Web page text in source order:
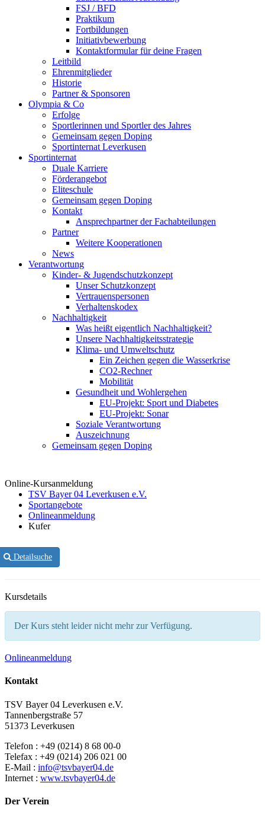
FSJ / BFD
Praktikum
Fortbildungen
Initiativbewerbung
Kontaktformular für deine Fragen
Leitbild
Ehrenmitglieder
Historie
Partner & Sponsoren
Olympia & Co
Erfolge
Sportlerinnen und Sportler des Jahres
Gemeinsam gegen Doping
Sportinternat Leverkusen
Sportinternat
Duale Karriere
Förderangebot
Eliteschule
Gemeinsam gegen Doping
Kontakt
Ansprechpartner der Fachabteilungen
Partner
Weitere Kooperationen
News
Verantwortung
Kinder- & Jugendschutzkonzept
Unser Schutzkonzept
Vertrauenspersonen
Verhaltenskodex
Nachhaltigkeit
Was heißt eigentlich Nachhaltigkeit?
Unsere Nachhaltigkeitsstrategie
Klima- und Umweltschutz
Ein Zeichen gegen die Wasserkrise
CO2-Rechner
Mobilität
Gesundheit und Wohlergehen
EU-Projekt: Sport und Diabetes
EU-Projekt: Sonar
Soziale Verantwortung
Auszeichnung
Gemeinsam gegen Doping
Online-Kursanmeldung
TSV Bayer 04 Leverkusen e.V.
Sportangebote
Onlineanmeldung
Kufer
Detailsuche
Kursdetails
Der Kurs steht leider nicht mehr zur Verfügung.
Onlineanmeldung
Kontakt
TSV Bayer 04 Leverkusen e.V.
Tannenbergstraße 57
51373 Leverkusen
Telefon : +49 (0214) 8 68 00-0
Telefax : +49 (0214) 206 021 00
E-Mail : info@tsvbayer04.de
Internet : www.tsvbayer04.de
Der Verein